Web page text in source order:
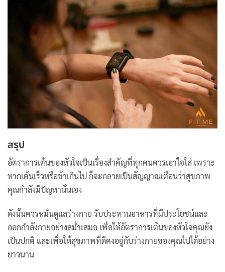
สรุป
อัตราการเต้นของหัวใจเป็นเรื่องสำคัญที่ทุกคนควรเอาใจใส่ เพราะ
หากเต้นเร็วหรือช้าเกินไป ก็จะกลายเป็นสัญญาณเตือนว่าสุขภาพ
คุณกำลังมีปัญหานั่นเอง
ดังนั้นควรหมั่นดูแลร่างกาย รับประทานอาหารที่มีประโยชน์และ
ออกกำลังกายอย่างสม่ำเสมอ เพื่อให้อัตราการเต้นของหัวใจคุณยัง
เป็นปกติ และเพื่อให้สุขภาพที่ดีคงอยู่กับร่างกายของคุณไปได้อย่าง
ยาวนาน